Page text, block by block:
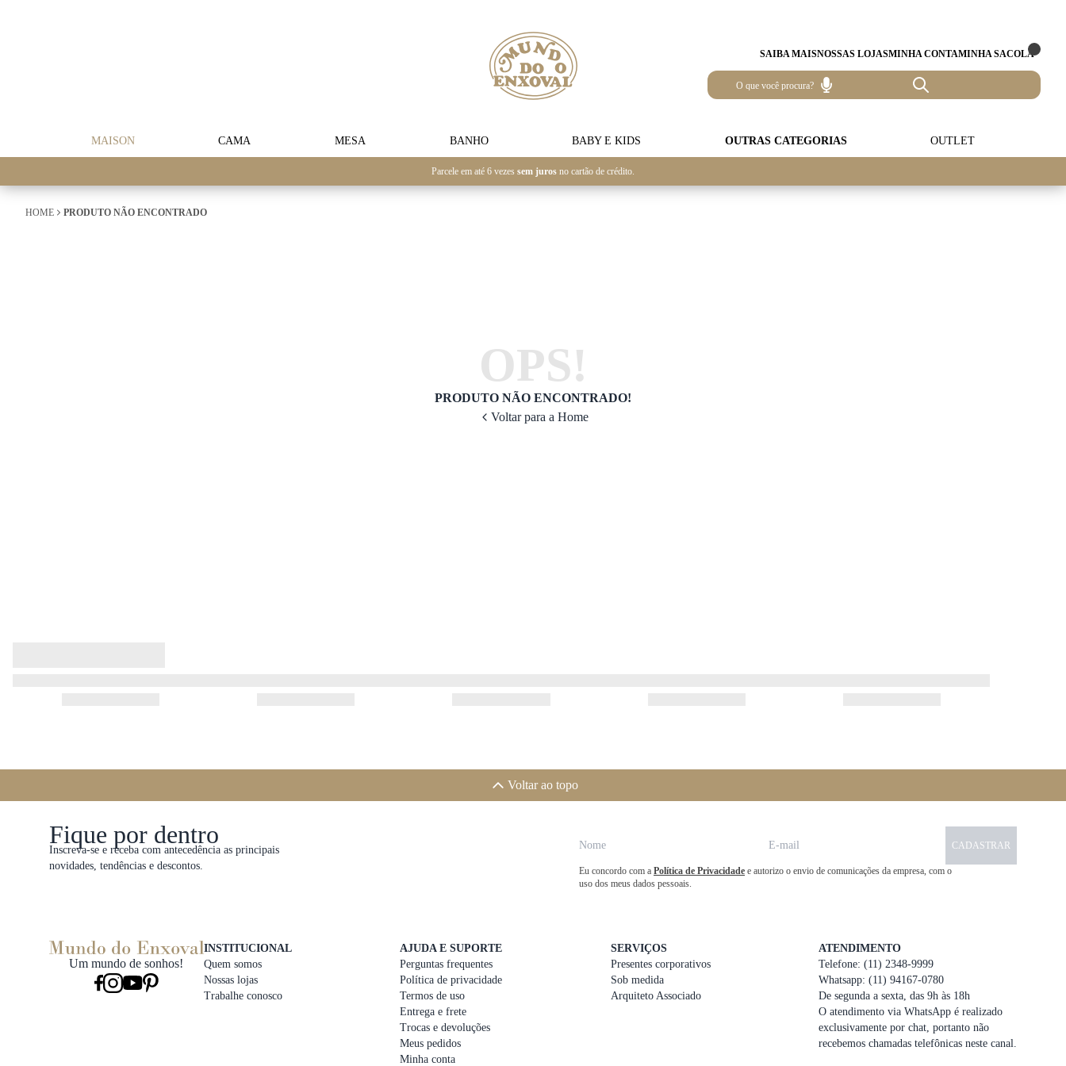
SAIBA MAISNOSSAS LOJASMINHA CONTAMINHA SACOLA
MAISON CAMA MESA BANHO BABY E KIDS OUTRAS CATEGORIAS OUTLET
Parcele em até 6 vezes sem juros no cartão de crédito.
HOME PRODUTO NÃO ENCONTRADO
OPS!
PRODUTO NÃO ENCONTRADO!
Voltar para a Home
Voltar ao topo
Fique por dentro
Inscreva-se e receba com antecedência as principais
novidades, tendências e descontos.
CADASTRAR
Eu concordo com a Política de Privacidade e autorizo o envio de comunicações da empresa, com o
uso dos meus dados pessoais.
Um mundo de sonhos!
INSTITUCIONAL
Quem somos
Nossas lojas
Trabalhe conosco
AJUDA E SUPORTE
Perguntas frequentes
Política de privacidade
Termos de uso
Entrega e frete
Trocas e devoluções
Meus pedidos
Minha conta
SERVIÇOS
Presentes corporativos
Sob medida
Arquiteto Associado
ATENDIMENTO
Telefone: (11) 2348-9999
Whatsapp: (11) 94167-0780
De segunda a sexta, das 9h às 18h
O atendimento via WhatsApp é realizado
exclusivamente por chat, portanto não
recebemos chamadas telefônicas neste canal.